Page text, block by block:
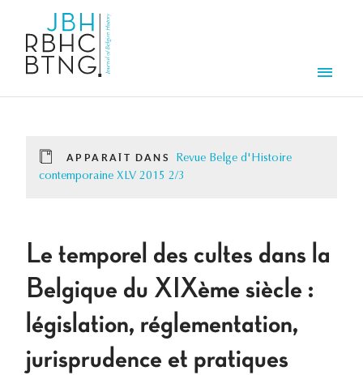
APPARAÎT DANS
Revue Belge d'Histoire
contemporaine XLV 2015 2/3
Le temporel des cultes dans la
Belgique du XIXème siècle :
législation, réglementation,
jurisprudence et pratiques